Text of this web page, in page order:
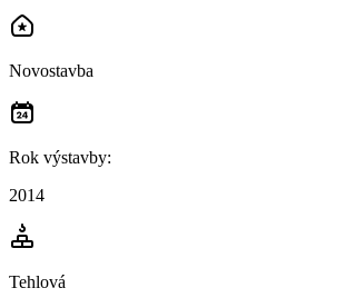
Novostavba
Rok výstavby:
2014
Tehlová